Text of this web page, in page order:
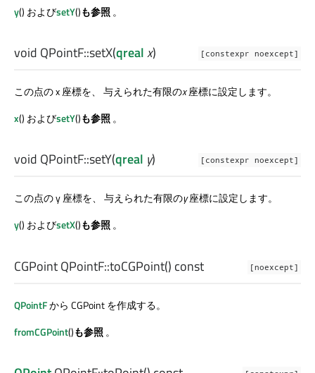
y() およびsetY()も参照 。
[constexpr noexcept]
void QPointF::setX(qrealx)
この点の x 座標を、 与えられた有限のx座標に設定します。
x() およびsetY()も参照 。
[constexpr noexcept]
void QPointF::setY(qreal y)
この点の y 座標を、 与えられた有限のy座標に設定します。
y() およびsetX()も参照。
[noexcept]
CGPointQPointF::toCGPoint() const
QPointFから CGPoint を作成する。
fromCGPoint()も参照 。